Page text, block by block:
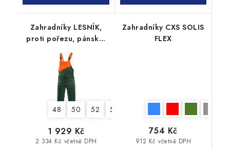
Zahradníky LESNÍK,
proti pořezu, pánské,
48 50 52 54
2 334 Kč včetně DPH
1 929 Kč
Zahradníky CXS SOLIS
FLEX
912 Kč včetně DPH
754 Kč